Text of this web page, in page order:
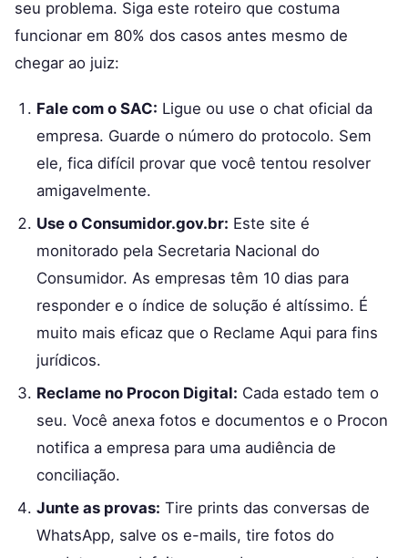
seu problema. Siga este roteiro que costuma
funcionar em 80% dos casos antes mesmo de
chegar ao juiz:
Fale com o SAC: Ligue ou use o chat oficial da
empresa. Guarde o número do protocolo. Sem
ele, fica difícil provar que você tentou resolver
amigavelmente.
Use o Consumidor.gov.br: Este site é
monitorado pela Secretaria Nacional do
Consumidor. As empresas têm 10 dias para
responder e o índice de solução é altíssimo. É
muito mais eficaz que o Reclame Aqui para fins
jurídicos.
Reclame no Procon Digital: Cada estado tem o
seu. Você anexa fotos e documentos e o Procon
notifica a empresa para uma audiência de
conciliação.
Junte as provas: Tire prints das conversas de
WhatsApp, salve os e-mails, tire fotos do